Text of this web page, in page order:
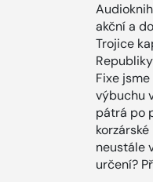
akční a
Trojice
Fixe
výbuchu
pátrá po
neustále
určení?